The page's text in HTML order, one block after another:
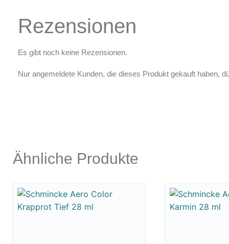
Rezensionen
Es gibt noch keine Rezensionen.
Nur angemeldete Kunden, die dieses Produkt gekauft haben,
Ähnliche Produkte